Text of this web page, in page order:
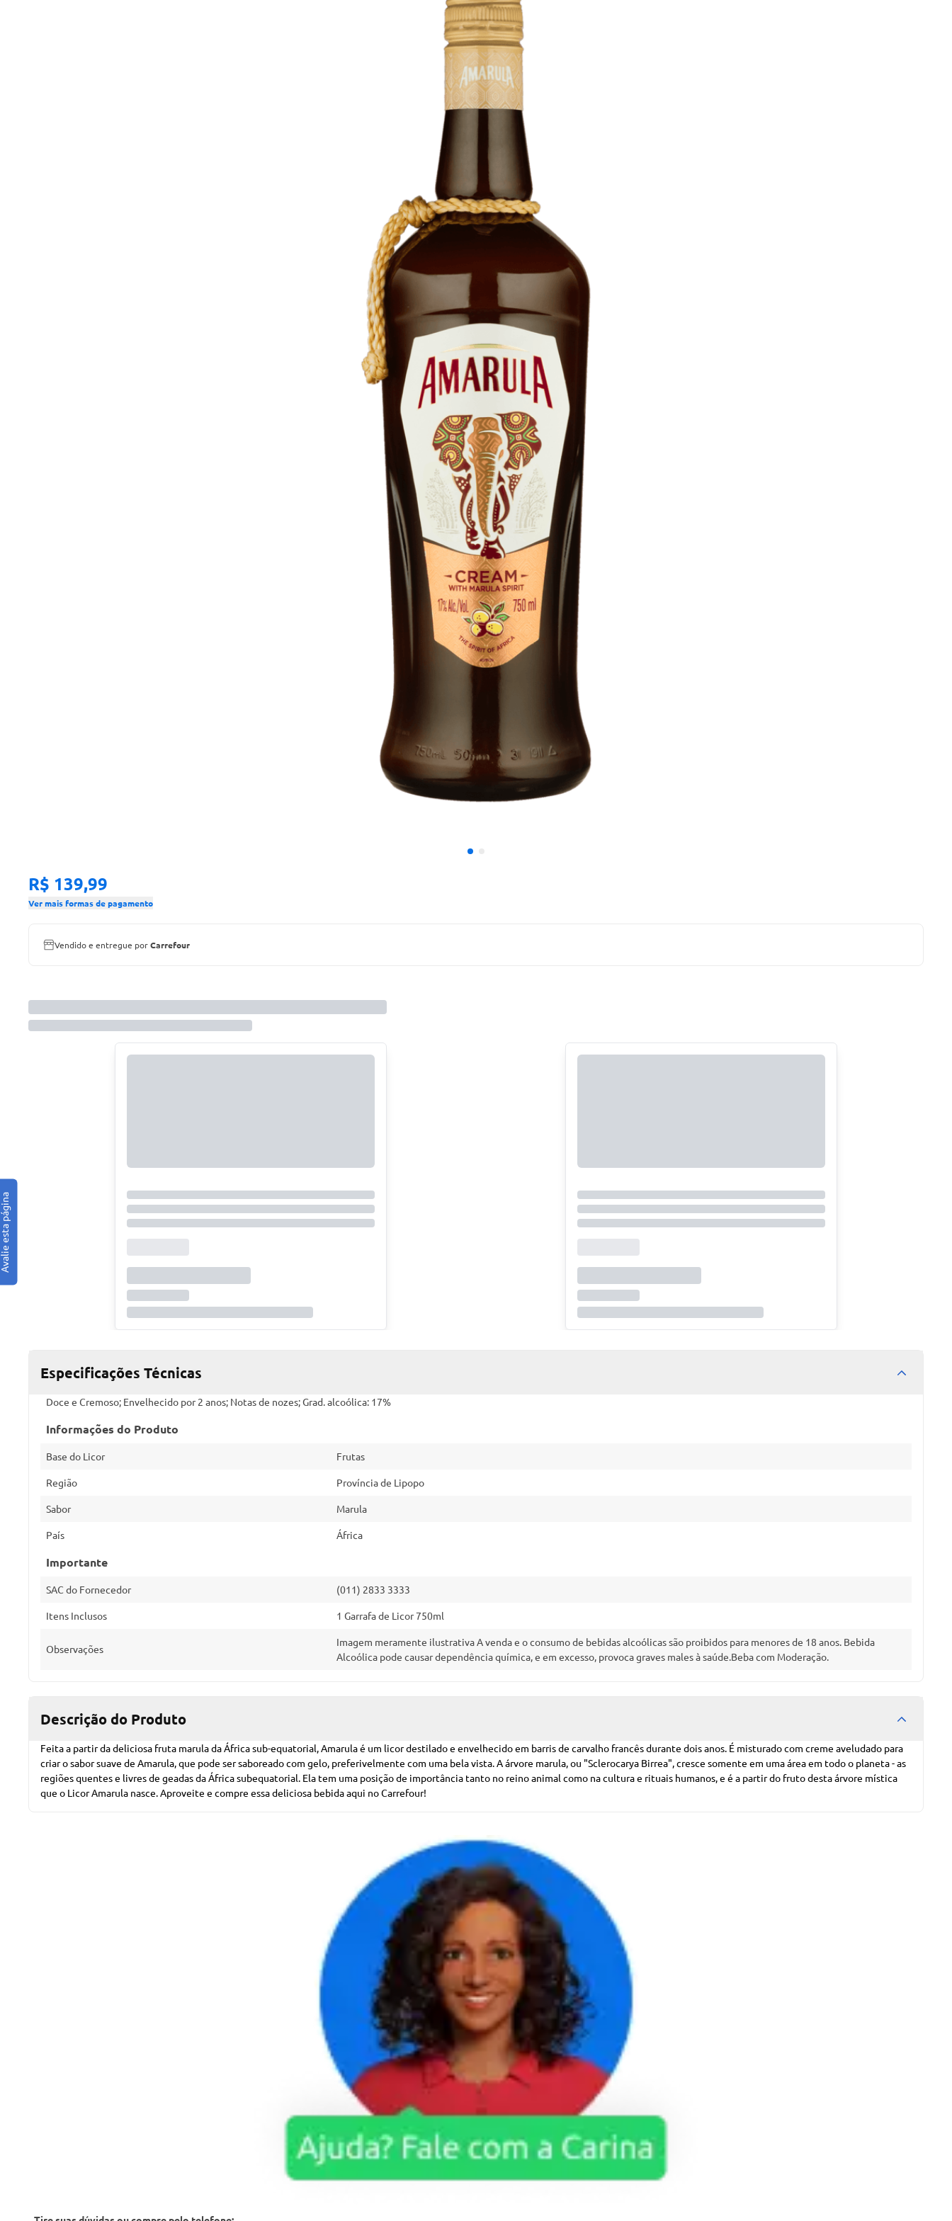
R$ 139,99
Ver mais formas de pagamento
Vendido e entregue porCarrefour
Especificações Técnicas
Doce e Cremoso; Envelhecido por 2 anos; Notas de nozes; Grad. alcoólica: 17%
Informações do Produto
Base do Licor Frutas
Região Província de Lipopo
Sabor Marula
País África
Importante
SAC do Fornecedor (011) 2833 3333
Itens Inclusos 1 Garrafa de Licor 750ml
Observações
Imagem meramente ilustrativa A venda e o consumo de bebidas alcoólicas são proibidos para menores de 18 anos. Bebida
Alcoólica pode causar dependência química, e em excesso, provoca graves males à saúde.Beba com Moderação.
Descrição do Produto
Feita a partir da deliciosa fruta marula da África sub-equatorial, Amarula é um licor destilado e envelhecido em barris de carvalho francês durante dois anos. É misturado com creme aveludado para
criar o sabor suave de Amarula, que pode ser saboreado com gelo, preferivelmente com uma bela vista. A árvore marula, ou "Sclerocarya Birrea", cresce somente em uma área em todo o planeta - as
regiões quentes e livres de geadas da África subequatorial. Ela tem uma posição de importância tanto no reino animal como na cultura e rituais humanos, e é a partir do fruto desta árvore mística
que o Licor Amarula nasce. Aproveite e compre essa deliciosa bebida aqui no Carrefour!